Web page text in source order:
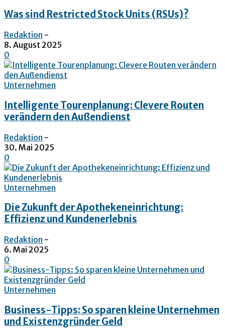
Was sind Restricted Stock Units (RSUs)?
Redaktion -
8. August 2025
0
Unternehmen
Intelligente Tourenplanung: Clevere Routen
verändern den Außendienst
Redaktion -
30. Mai 2025
0
Unternehmen
Die Zukunft der Apothekeneinrichtung:
Effizienz und Kundenerlebnis
Redaktion -
6. Mai 2025
0
Unternehmen
Business-Tipps: So sparen kleine Unternehmen
und Existenzgründer Geld